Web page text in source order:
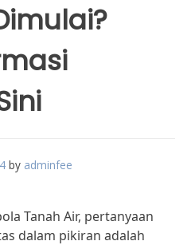
by adminfee
Tanah Air, pertanyaan
dalam pikiran adalah